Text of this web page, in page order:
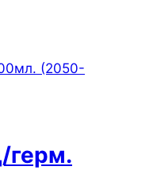
герм.